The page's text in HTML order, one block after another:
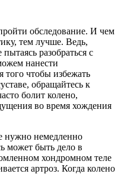
обследование. И чем
тем лучше. Ведь,
разобраться с
нанести
чтобы избежать
обращайтесь к
болит колено,
во время хождения
нужно немедленно
может быть дело в
хондромном теле
артроз. Когда колено